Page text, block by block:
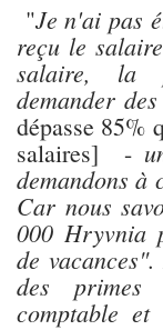
"Je n'ai pas
reçu le
salaire, la
demander
dépasse 85%
salaires] -
demandons à
Car nous
000 Hryvnia
de
des
comptable